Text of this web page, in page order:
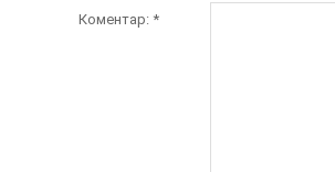
Коментар: *